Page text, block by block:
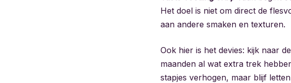
Het doel is niet om direct de
aan andere smaken en texturen.
Ook hier is het devies: kijk naar
maanden al wat extra trek
stapjes verhogen, maar blijf